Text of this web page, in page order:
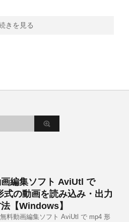
きを見る
編集ソフト AviUtl で
式の動画を読み込み・出力
【Windows】
料動画編集ソフト AviUtl で mp4 形